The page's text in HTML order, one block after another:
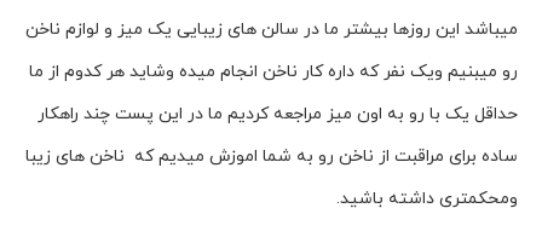
میباشد این روزها بیشتر ما در سالن های زیبایی یک میز و لوازم ناخن
رو میبنیم ویک نفر که داره کار ناخن انجام میده وشاید هر کدوم از ما
حداقل یک با رو به اون میز مراجعه کردیم ما در این پست چند راهکار
ساده برای مراقبت از ناخن رو به شما اموزش میدیم که ناخن های زیبا
ومحکمتری داشته باشید.